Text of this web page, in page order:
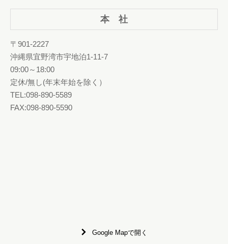
本 社
〒901-2227
沖縄県宜野湾市宇地泊1-11-7
09:00～18:00
定休/無し(年末年始を除く）
TEL:098-890-5589
FAX:098-890-5590
Google Mapで開く